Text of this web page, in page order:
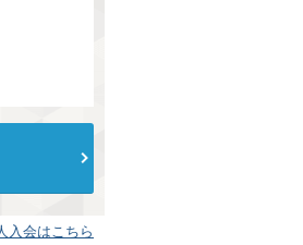
入会はこちら